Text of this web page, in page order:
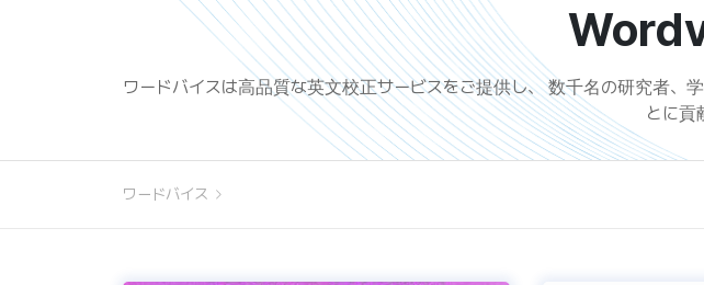
ワードバイスは高品質な英文校正サービスをご提供し、 数千名の研究者、
とに貢
ワードバイス